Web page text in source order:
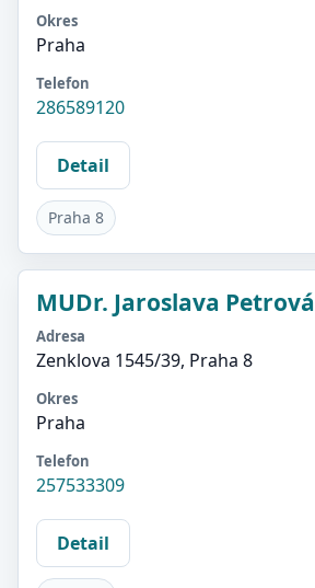
Okres
Praha
Telefon
286589120
Detail
Praha 8
MUDr. Jaroslava Petrová
Adresa
Zenklova 1545/39, Praha 8
Okres
Praha
Telefon
257533309
Detail